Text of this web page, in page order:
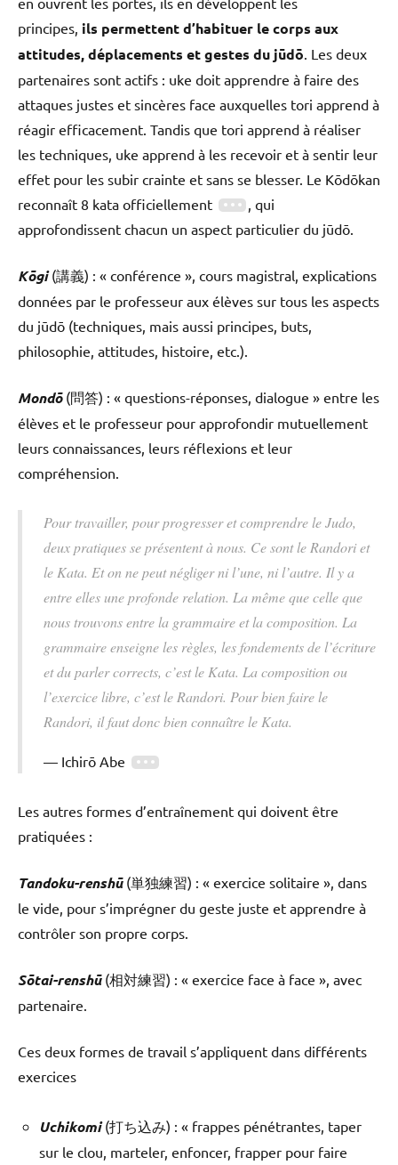
principes, ils permettent d’habituer le corps aux
attitudes, déplacements et gestes du jūdō . Les deux
partenaires sont actifs : uke doit apprendre à faire des
attaques justes et sincères face auxquelles tori apprend à
réagir efficacement. Tandis que tori apprend à réaliser
les techniques, uke apprend à les recevoir et à sentir leur
effet pour les subir crainte et sans se blesser. Le Kōdōkan
reconnaît 8 kata officiellement
, qui
approfondissent chacun un aspect particulier du jūdō.
Kōgi(講義) : « conférence », cours magistral, explications
données par le professeur aux élèves sur tous les aspects
du jūdō (techniques, mais aussi principes, buts,
philosophie, attitudes, histoire, etc.).
Mondō (問答) : « questions-réponses, dialogue » entre les
élèves et le professeur pour approfondir mutuellement
leurs connaissances, leurs réflexions et leur
compréhension.
Pour travailler, pour progresser et comprendre le Judo,
deux pratiques se présentent à nous. Ce sont le Randori et
le Kata. Et on ne peut négliger ni l’une, ni l’autre. Il y a
entre elles une profonde relation. La même que celle que
nous trouvons entre la grammaire et la composition. La
grammaire enseigne les règles, les fondements de l’écriture
et du parler corrects, c’est le Kata. La composition ou
l’exercice libre, c’est le Randori. Pour bien faire le
Randori, il faut donc bien connaître le Kata.
Ichirō Abe
Les autres formes d’entraînement qui doivent être
pratiquées :
Tandoku-renshū (単独練習) : « exercice solitaire », dans
le vide, pour s’imprégner du geste juste et apprendre à
contrôler son propre corps.
Sōtai-renshū (相対練習) : « exercice face à face », avec
partenaire.
Ces deux formes de travail s’appliquent dans différents
exercices
Uchikomi(打ち込み) : « frappes pénétrantes, taper
sur le clou, marteler, enfoncer, frapper pour faire